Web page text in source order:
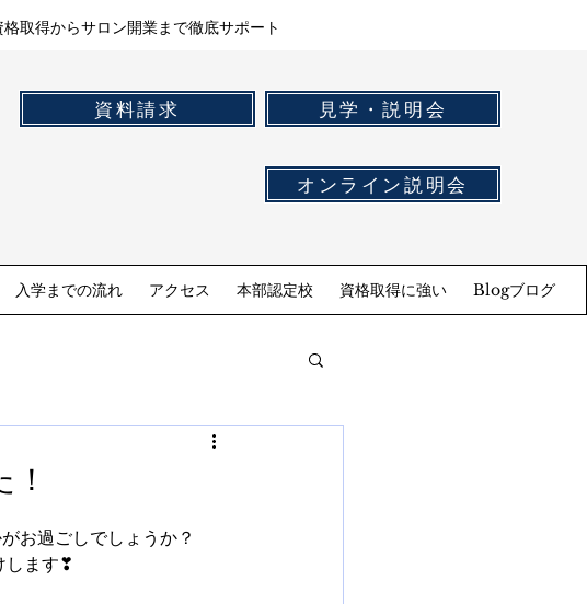
取得からサロン開業まで徹底サポート
資料請求 見学・説明会
オンライン説明会
入学までの流れ アクセス 本部認定校 資格取得に強い Blogブログ
お過ごしでしょうか？
します❣